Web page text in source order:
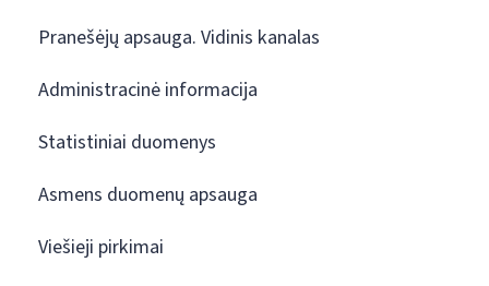
Pranešėjų apsauga. Vidinis kanalas
Administracinė informacija
Statistiniai duomenys
Asmens duomenų apsauga
Viešieji pirkimai